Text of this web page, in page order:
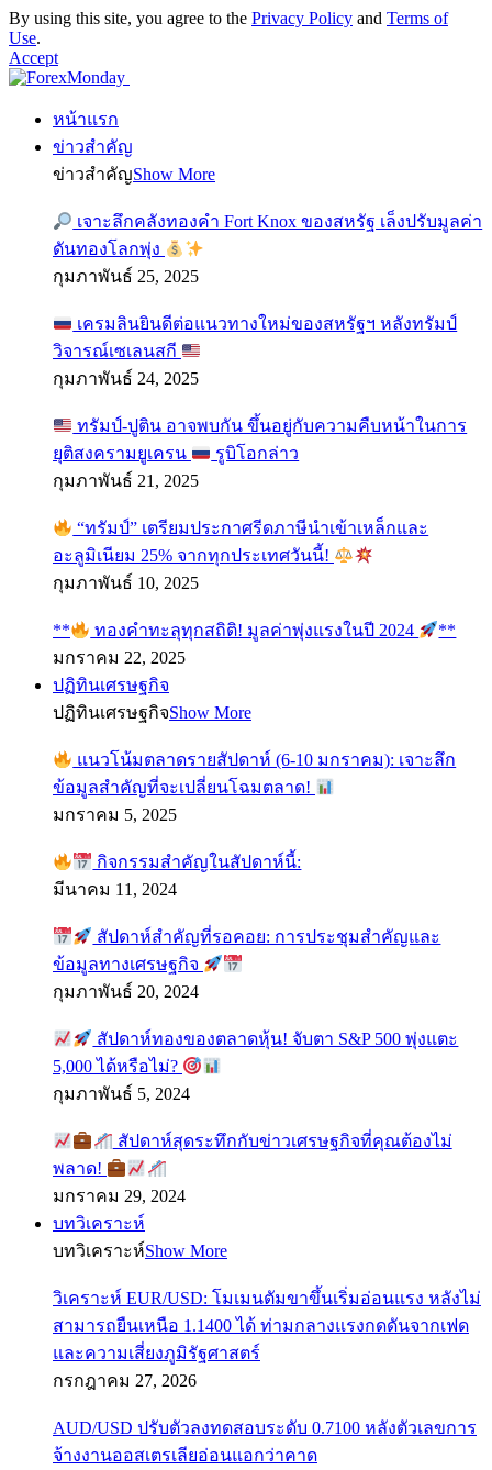
By using this site, you agree to the Privacy Policy and Terms of
Use.
Accept
หน้าแรก
ข่าวสำคัญ
ข่าวสำคัญShow More
เจาะลึกคลังทองคำ Fort Knox ของสหรัฐ เล็งปรับมูลค่า
ดันทองโลกพุ่ง
กุมภาพันธ์ 25, 2025
เครมลินยินดีต่อแนวทางใหม่ของสหรัฐฯ หลังทรัมป์
วิจารณ์เซเลนสกี
กุมภาพันธ์ 24, 2025
ทรัมป์-ปูติน อาจพบกัน ขึ้นอยู่กับความคืบหน้าในการ
ยุติสงครามยูเครน
รูบิโอกล่าว
กุมภาพันธ์ 21, 2025
“ทรัมป์” เตรียมประกาศรีดภาษีนำเข้าเหล็กและ
อะลูมิเนียม 25% จากทุกประเทศวันนี้!
กุมภาพันธ์ 10, 2025
** ทองคำทะลุทุกสถิติ! มูลค่าพุ่งแรงในปี 2024
**
มกราคม 22, 2025
ปฏิทินเศรษฐกิจ
ปฏิทินเศรษฐกิจShow More
แนวโน้มตลาดรายสัปดาห์ (6-10 มกราคม): เจาะลึก
ข้อมูลสำคัญที่จะเปลี่ยนโฉมตลาด!
มกราคม 5, 2025
กิจกรรมสำคัญในสัปดาห์นี้:
มีนาคม 11, 2024
สัปดาห์สำคัญที่รอคอย: การประชุมสำคัญและ
ข้อมูลทางเศรษฐกิจ
กุมภาพันธ์ 20, 2024
สัปดาห์ทองของตลาดหุ้น! จับตา S&P 500 พุ่งแตะ
5,000 ได้หรือไม่?
กุมภาพันธ์ 5, 2024
สัปดาห์สุดระทึกกับข่าวเศรษฐกิจที่คุณต้องไม่
พลาด!
มกราคม 29, 2024
บทวิเคราะห์
บทวิเคราะห์Show More
วิเคราะห์ EUR/USD: โมเมนตัมขาขึ้นเริ่มอ่อนแรง หลังไม่
สามารถยืนเหนือ 1.1400 ได้ ท่ามกลางแรงกดดันจากเฟด
และความเสี่ยงภูมิรัฐศาสตร์
กรกฎาคม 27, 2026
AUD/USD ปรับตัวลงทดสอบระดับ 0.7100 หลังตัวเลขการ
จ้างงานออสเตรเลียอ่อนแอกว่าคาด